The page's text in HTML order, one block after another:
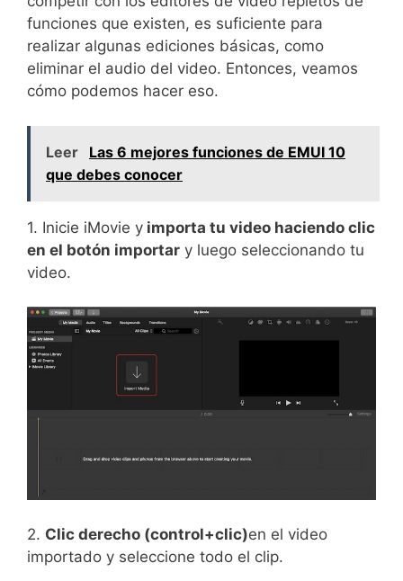
funciones que existen, es suficiente para
realizar algunas ediciones básicas, como
eliminar el audio del video. Entonces, veamos
cómo podemos hacer eso.
Leer
Las 6 mejores funciones de EMUI 10
que debes conocer
1. Inicie iMovie y importa tu video haciendo clic
en el botón importar y luego seleccionando tu
video.
2. Clic derecho (control+clic)en el video
importado y seleccione todo el clip.